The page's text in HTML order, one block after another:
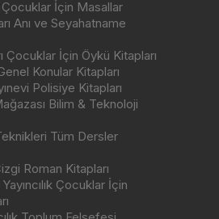
Çocuklar İçin Masallar
Anı ve Seyahatname
Çocuklar İçin Öykü Kitapları
Konular Kitapları
Polisiye Kitapları
Bilim & Teknoloji
Tüm Dersler
Roman Kitapları
Çocuklar İçin